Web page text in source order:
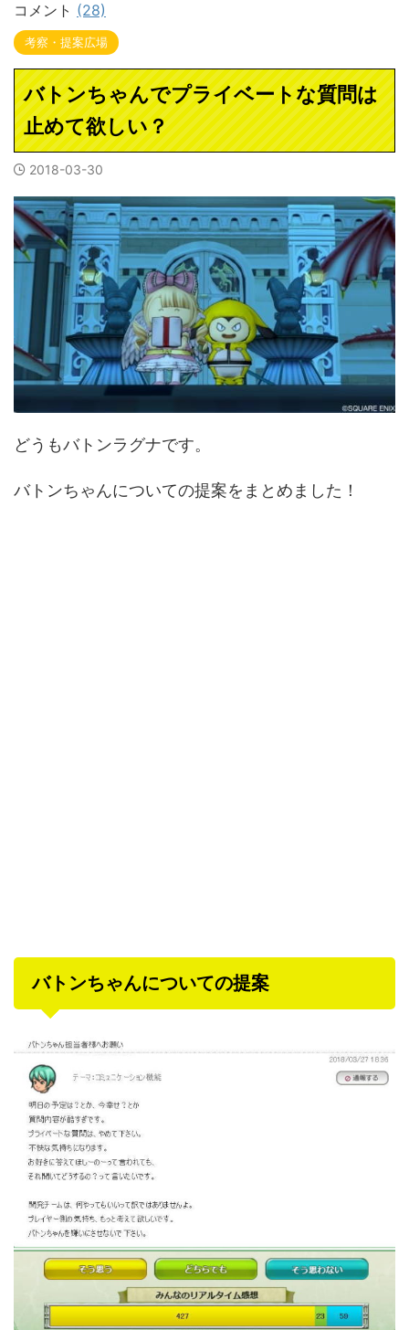
コメント (28)
考察・提案広場
バトンちゃんでプライベートな質問は
止めて欲しい？
2018-03-30
どうもバトンラグナです。
バトンちゃんについての提案をまとめました！
バトンちゃんについての提案